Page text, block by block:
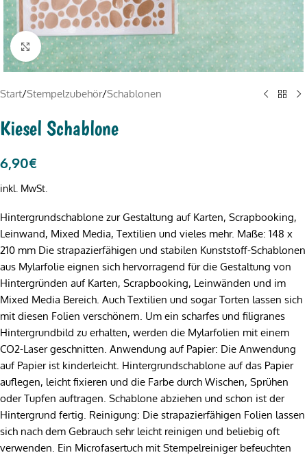
Click to enlarge
Start/Stempelzubehör/Schablonen
Kiesel Schablone
6,90€
inkl. MwSt.
Hintergrundschablone zur Gestaltung auf Karten, Scrapbooking,
Leinwand, Mixed Media, Textilien und vieles mehr. Maße: 148 x
210 mm Die strapazierfähigen und stabilen Kunststoff-Schablonen
aus Mylarfolie eignen sich hervorragend für die Gestaltung von
Hintergründen auf Karten, Scrapbooking, Leinwänden und im
Mixed Media Bereich. Auch Textilien und sogar Torten lassen sich
mit diesen Folien verschönern. Um ein scharfes und filigranes
Hintergrundbild zu erhalten, werden die Mylarfolien mit einem
CO2-Laser geschnitten. Anwendung auf Papier: Die Anwendung
auf Papier ist kinderleicht. Hintergrundschablone auf das Papier
auflegen, leicht fixieren und die Farbe durch Wischen, Sprühen
oder Tupfen auftragen. Schablone abziehen und schon ist der
Hintergrund fertig. Reinigung: Die strapazierfähigen Folien lassen
sich nach dem Gebrauch sehr leicht reinigen und beliebig oft
verwenden. Ein Microfasertuch mit Stempelreiniger befeuchten